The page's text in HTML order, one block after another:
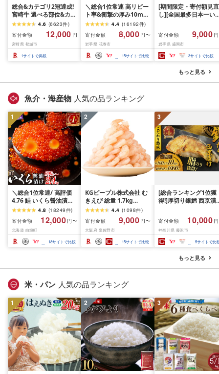
総合&カテゴリ2冠達成!
宮崎牛 選べる部位&カッ
ト (赤身&霜降り)or(赤身
のみ) 500g 1kg 2kg[発
送時期が選べる] 牛肉 焼
肉 すき焼き しゃぶしゃ
ぶ ステーキ ギフト お中
4.6 (6623件)
寄付金額
12,000 円
宮崎県 都城市
1サイトで掲載
＼総合1位常連 高リピー
ト率&衝撃の厚み10mm
厚切り牛タン 塩味/ ≪ス
ピード発送!!10営業日以
内発送≫ 選べる内容量
500g / 1kg 定期便 毎月
届く 牛肉 肉 BBQ ふるさ
と 人気 ランキング 岩手
4.4 (16192件)
寄付金額
8,000 円〜
岩手県 花巻市
15サイトで比較
[期間限定・寄付額見直
し][全国最多日本一い
1.5kg(150g×10個) い
て牛 × 岩中豚 ハンバー
グ 合挽き 合い挽き 黒
和牛 人気 冷凍 個包装
分け 冷凍 牛肉 豚肉 和
ビーフ ポーク はんば
ぐ 挽肉 お肉 ミンチ 肉
お弁当 hannba-gu ラ
寄付金額 9,000
岩手県 盛岡市
3サイトで比較
もっと見る
魚介・海産物 人気の品ランキング
1
＼総合1位常連/ 高評価
4.76 鮭 いくら醤油漬け
ふるさと納税 いくら
200g / 400g / 800g /
1.6kg / 2.4kg 200g パッ
ク[選べる容量] 醤油漬け
海鮮 イクラ 小分け ふる
さと ランキング 人気 ギ
4.8 (18249件)
寄付金額
12,000 円〜
北海道 白糠町
18サイトで比較
2
KGピープル株式会社 む
きえび 総量 1.7kg
(850g×2P) 特大 5Lサイ
ズ バナメイエビ バラ凍
結 下処理不要 サイズ不
揃い 訳あり
4.4 (1098件)
寄付金額
9,000 円〜
大阪府 泉佐野市
15サイトで比較
3
[総合ランキング1位獲
得!]厚切り銀鱈 西京漬
約 1,000g (約 100g ×
切) 西京味噌 西京みそ
噌漬け みそ 味噌 鮮魚
介 銀だら 銀ダラ ギン
ラ ぎんだら 鱈 タラ 魚
西京焼き 西京漬 西京
き 冷凍 厳選 鮮魚 漬け
漬魚 新鮮 小分け 人気
南 藤沢
寄付金額 10,000
神奈川県 藤沢市
5サイトで比
もっと見る
米・パン 人気の品ランキング
1 2 3